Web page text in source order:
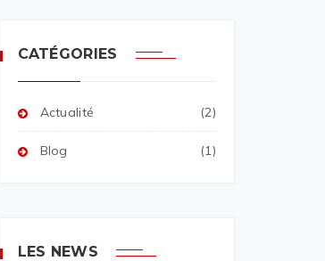
CATÉGORIES
Actualité (2)
Blog (1)
LES NEWS